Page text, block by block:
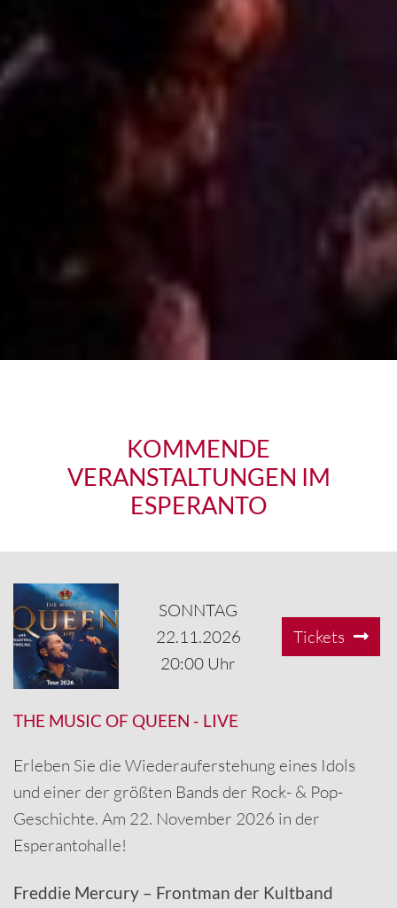
KOMMENDE
VERANSTALTUNGEN IM
ESPERANTO
SONNTAG
22.11.2026
20:00 Uhr
Tickets
THE MUSIC OF QUEEN - LIVE
Erleben Sie die Wiederauferstehung eines Idols
und einer der größten Bands der Rock- & Pop-
Geschichte. Am 22. November 2026 in der
Esperantohalle!
Freddie Mercury – Frontman der Kultband